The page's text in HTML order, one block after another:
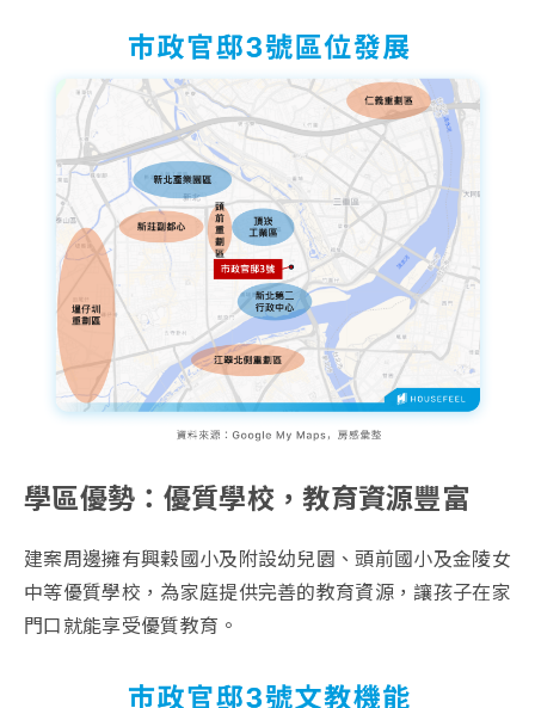
學區優勢：優質學校，教育資源豐富
建案周邊擁有興穀國小及附設幼兒園、頭前國小及金陵女
中等優質學校，為家庭提供完善的教育資源，讓孩子在家
門口就能享受優質教育。